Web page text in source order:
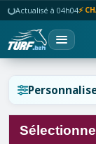
Actualisé à 04h04⚡